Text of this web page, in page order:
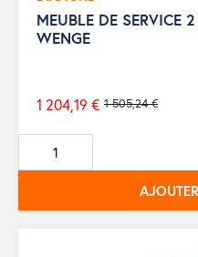
MEUBLE DE SERVICE
WENGE
Prix
de
base
1 505,24 €
1 204,19 €